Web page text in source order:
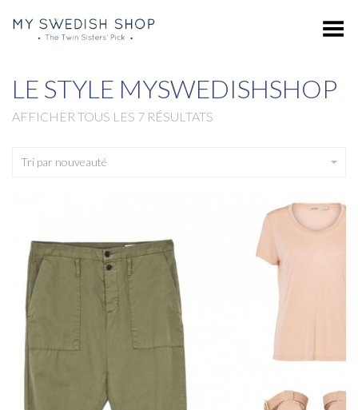
Toggle Menu
LE STYLE MYSWEDISHSHOP
AFFICHER TOUS LES 7 RÉSULTATS
Tri par nouveauté